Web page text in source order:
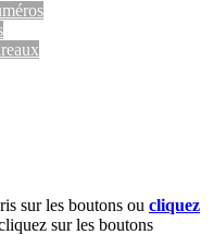
sur les boutons ou cliquez
sur les boutons